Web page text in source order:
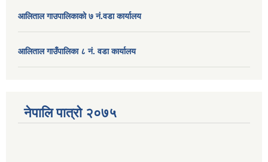
आलिताल गाउपालिकाको ७ नं.वडा कार्यालय
आलिताल गाउँपालिका ८ नं. वडा कार्यालय
नेपालि पात्रो २०७५